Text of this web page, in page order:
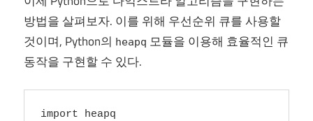
방법을 살펴보자. 이를 위해 우선순위 큐를 사용할
것이며, Python의 heapq 모듈을 이용해 효율적인 큐
동작을 구현할 수 있다.
import heapq